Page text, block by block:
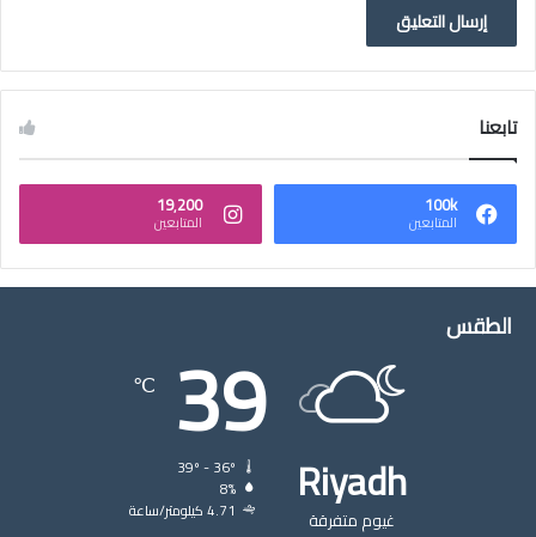
تابعنا
100k
المتابعين
19٬200
المتابعين
الطقس
Riyadh
غيوم متفرقة
39
℃
8%
4.71 كيلومتر/ساعة